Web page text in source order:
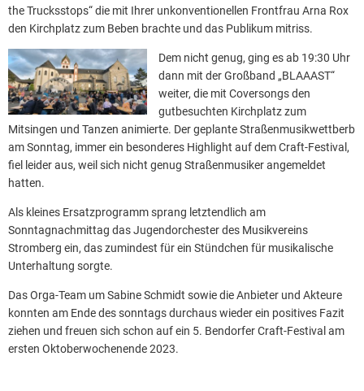
the Trucksstops“ die mit Ihrer unkonventionellen Frontfrau Arna Rox
den Kirchplatz zum Beben brachte und das Publikum mitriss.
Dem nicht genug, ging es ab 19:30 Uhr
dann mit der Großband „BLAAAST“
weiter, die mit Coversongs den
gutbesuchten Kirchplatz zum
Mitsingen und Tanzen animierte. Der geplante Straßenmusikwettberb
am Sonntag, immer ein besonderes Highlight auf dem Craft-Festival,
fiel leider aus, weil sich nicht genug Straßenmusiker angemeldet
hatten.
Als kleines Ersatzprogramm sprang letztendlich am
Sonntagnachmittag das Jugendorchester des Musikvereins
Stromberg ein, das zumindest für ein Stündchen für musikalische
Unterhaltung sorgte.
Das Orga-Team um Sabine Schmidt sowie die Anbieter und Akteure
konnten am Ende des sonntags durchaus wieder ein positives Fazit
ziehen und freuen sich schon auf ein 5. Bendorfer Craft-Festival am
ersten Oktoberwochenende 2023.